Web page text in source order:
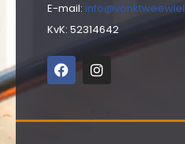
E-mail:
KvK: 52314642